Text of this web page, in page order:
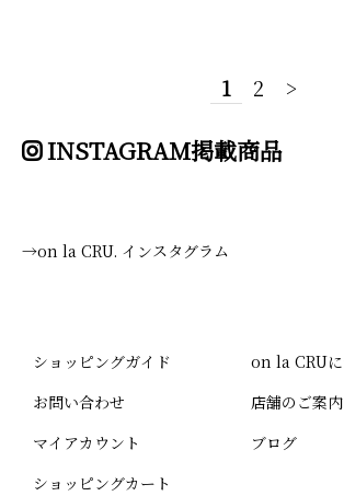
1 2 >
INSTAGRAM掲載商品
→on la CRU. インスタグラム
ショッピングガイド
お問い合わせ
マイアカウント
ショッピングカート
on la CRU
店舗のご案内
ブログ